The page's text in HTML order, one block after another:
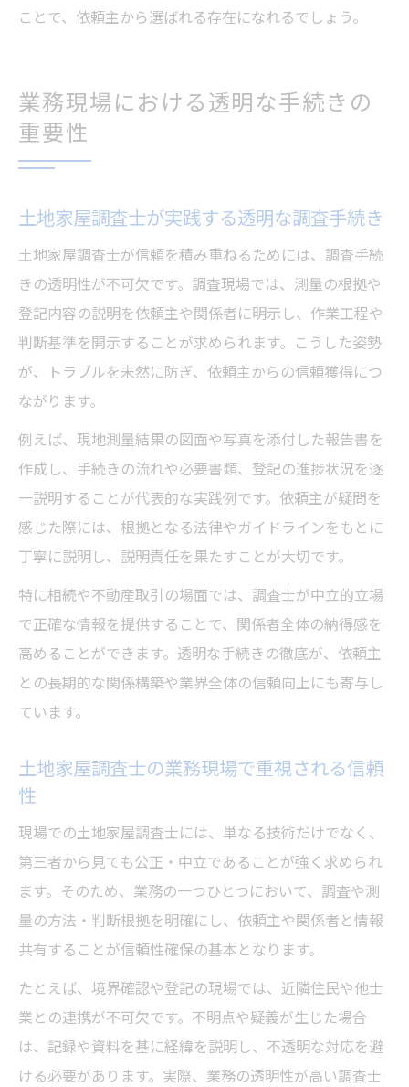
ことで、依頼主から選ばれる存在になれるでしょう。
業務現場における透明な手続きの
重要性
土地家屋調査士が実践する透明な調査手続き
土地家屋調査士が信頼を積み重ねるためには、調査手続
きの透明性が不可欠です。調査現場では、測量の根拠や
登記内容の説明を依頼主や関係者に明示し、作業工程や
判断基準を開示することが求められます。こうした姿勢
が、トラブルを未然に防ぎ、依頼主からの信頼獲得につ
ながります。
例えば、現地測量結果の図面や写真を添付した報告書を
作成し、手続きの流れや必要書類、登記の進捗状況を逐
一説明することが代表的な実践例です。依頼主が疑問を
感じた際には、根拠となる法律やガイドラインをもとに
丁寧に説明し、説明責任を果たすことが大切です。
特に相続や不動産取引の場面では、調査士が中立的立場
で正確な情報を提供することで、関係者全体の納得感を
高めることができます。透明な手続きの徹底が、依頼主
との長期的な関係構築や業界全体の信頼向上にも寄与し
ています。
土地家屋調査士の業務現場で重視される信頼
性
現場での土地家屋調査士には、単なる技術だけでなく、
第三者から見ても公正・中立であることが強く求められ
ます。そのため、業務の一つひとつにおいて、調査や測
量の方法・判断根拠を明確にし、依頼主や関係者と情報
共有することが信頼性確保の基本となります。
たとえば、境界確認や登記の現場では、近隣住民や他士
業との連携が不可欠です。不明点や疑義が生じた場合
は、記録や資料を基に経緯を説明し、不透明な対応を避
ける必要があります。実際、業務の透明性が高い調査士